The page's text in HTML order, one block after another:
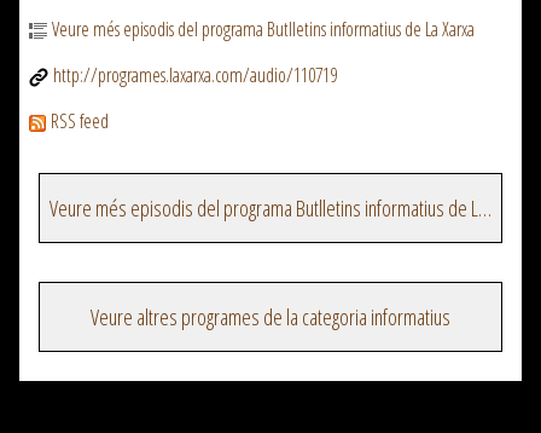
Veure més episodis del programa Butlletins informatius de La Xarxa
http://programes.laxarxa.com/audio/110719
RSS feed
Veure més episodis del programa Butlletins informatius de La Xarxa
Veure altres programes de la categoria informatius